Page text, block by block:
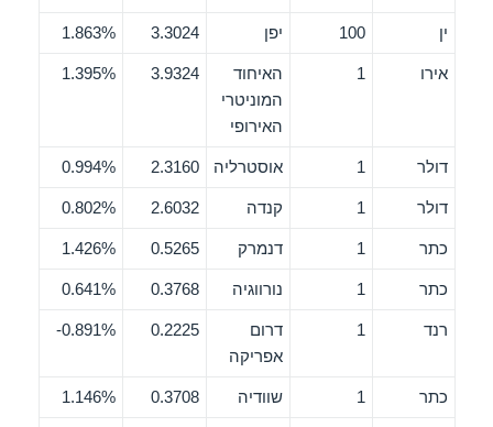
ין 100 יפן 3.3024
1.863%
אירו 1
האיחוד
המוניטרי
האירופי
3.9324
1.395%
דולר 1 אוסטרליה 2.3160
0.994%
דולר 1 קנדה 2.6032
0.802%
כתר 1 דנמרק 0.5265
1.426%
כתר 1 נורווגיה 0.3768
0.641%
רנד 1
דרום
אפריקה
0.2225
0.891%-
כתר 1 שוודיה 0.3708
1.146%